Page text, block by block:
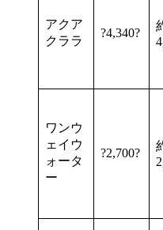
アクア
クララ
?4,340?
ワンウ
ェイウ
ォータ
ー
?2,700?